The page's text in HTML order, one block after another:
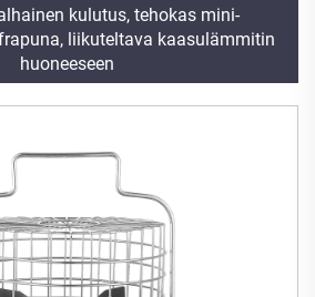
kulutus, tehokas mini-
liikuteltava kaasulämmitin
huoneeseen